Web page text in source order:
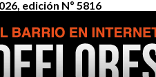
edición Nº 5816